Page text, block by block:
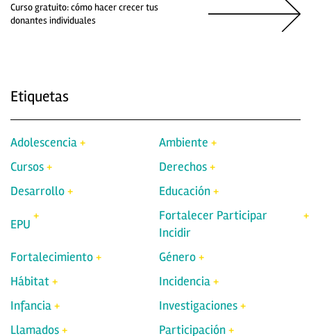
Curso gratuito: cómo hacer crecer tus
donantes individuales
Etiquetas
Adolescencia
Ambiente
Cursos
Derechos
Desarrollo
Educación
EPU
Fortalecer Participar
Incidir
Fortalecimiento
Género
Hábitat
Incidencia
Infancia
Investigaciones
Llamados
Participación